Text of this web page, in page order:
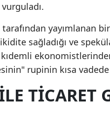
tarafından yayımlanan
sağladığı ve
rupinin kısa
TICARET